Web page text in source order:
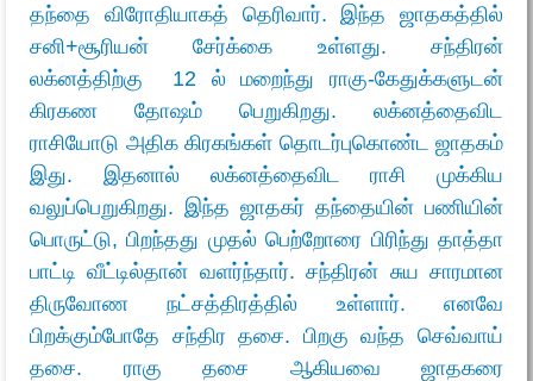
தந்தை விரோதியாகத் தெரிவார். இந்த ஜாதகத்தில்
சனி+சூரியன் சேர்க்கை உள்ளது. சந்திரன்
லக்னத்திற்கு 12 ல் மறைந்து ராகு-கேதுக்களுடன்
கிரகண தோஷம் பெறுகிறது. லக்னத்தைவிட
ராசியோடு அதிக கிரகங்கள் தொடர்புகொண்ட ஜாதகம்
இது. இதனால் லக்னத்தைவிட ராசி முக்கிய
வலுப்பெறுகிறது. இந்த ஜாதகர் தந்தையின் பணியின்
பொருட்டு, பிறந்தது முதல் பெற்றோரை பிரிந்து தாத்தா
பாட்டி வீட்டில்தான் வளர்ந்தார். சந்திரன் சுய சாரமான
திருவோண நட்சத்திரத்தில் உள்ளார். எனவே
பிறக்கும்போதே சந்திர தசை. பிறகு வந்த செவ்வாய்
தசை. ராகு தசை ஆகியவை ஜாதகரை